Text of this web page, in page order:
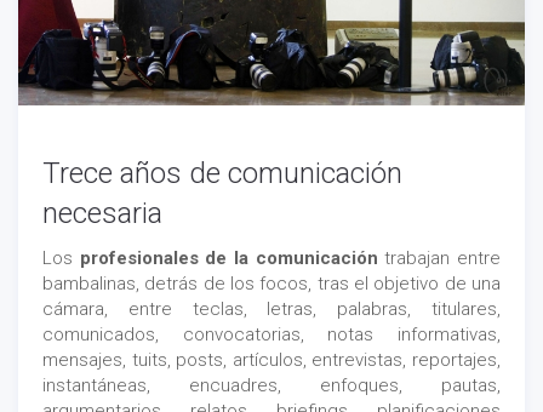
Trece años de comunicación
necesaria
Los profesionales de la comunicación trabajan entre
bambalinas, detrás de los focos, tras el objetivo de una
cámara, entre teclas, letras, palabras, titulares,
comunicados, convocatorias, notas informativas,
mensajes, tuits, posts, artículos, entrevistas, reportajes,
instantáneas, encuadres, enfoques, pautas,